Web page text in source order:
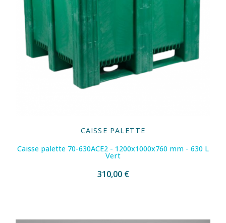
CAISSE PALETTE
Caisse palette 70-630ACE2 - 1200x1000x760 mm - 630 L
Vert
310,00 €